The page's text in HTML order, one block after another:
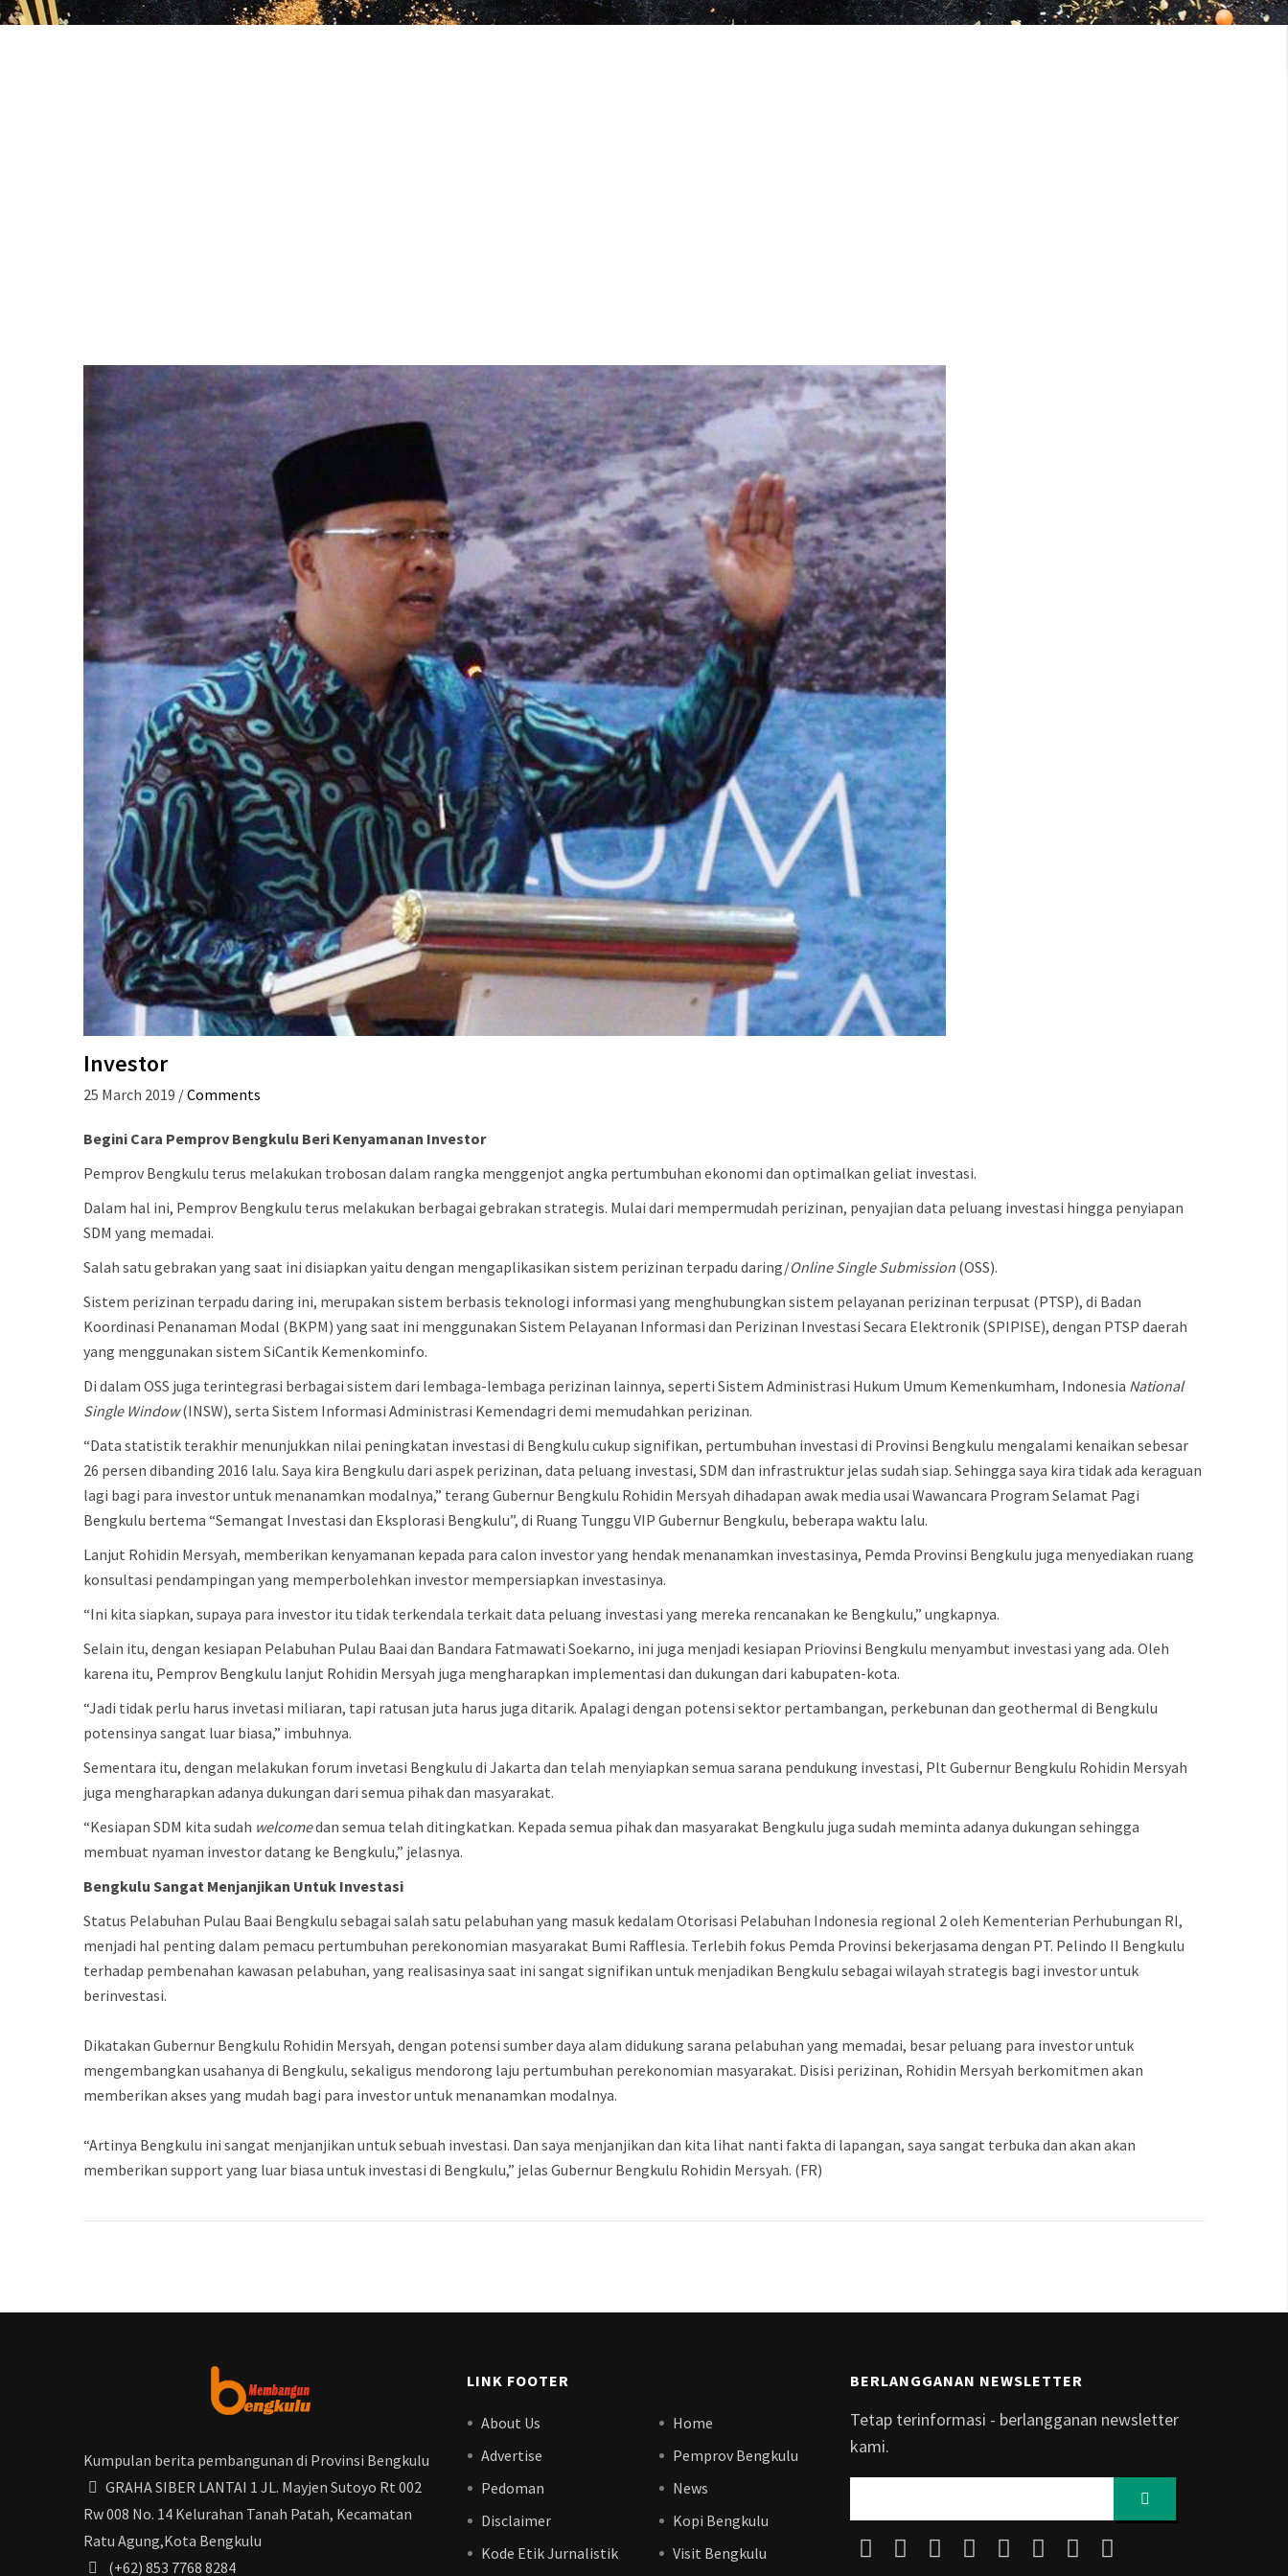
Investor
25 March 2019 /Comments
Begini Cara Pemprov Bengkulu Beri Kenyamanan Investor
Pemprov Bengkulu terus melakukan trobosan dalam rangka menggenjot angka pertumbuhan ekonomi dan optimalkan geliat investasi.
Dalam hal ini, Pemprov Bengkulu terus melakukan berbagai gebrakan strategis. Mulai dari mempermudah perizinan, penyajian data peluang investasi hingga penyiapan
SDM yang memadai.
Salah satu gebrakan yang saat ini disiapkan yaitu dengan mengaplikasikan sistem perizinan terpadu daring/Online Single Submission (OSS).
Sistem perizinan terpadu daring ini, merupakan sistem berbasis teknologi informasi yang menghubungkan sistem pelayanan perizinan terpusat (PTSP), di Badan
Koordinasi Penanaman Modal (BKPM) yang saat ini menggunakan Sistem Pelayanan Informasi dan Perizinan Investasi Secara Elektronik (SPIPISE), dengan PTSP daerah
yang menggunakan sistem SiCantik Kemenkominfo.
Di dalam OSS juga terintegrasi berbagai sistem dari lembaga-lembaga perizinan lainnya, seperti Sistem Administrasi Hukum Umum Kemenkumham, Indonesia National
Single Window(INSW), serta Sistem Informasi Administrasi Kemendagri demi memudahkan perizinan.
“Data statistik terakhir menunjukkan nilai peningkatan investasi di Bengkulu cukup signifikan, pertumbuhan investasi di Provinsi Bengkulu mengalami kenaikan sebesar
26 persen dibanding 2016 lalu. Saya kira Bengkulu dari aspek perizinan, data peluang investasi, SDM dan infrastruktur jelas sudah siap. Sehingga saya kira tidak ada keraguan
lagi bagi para investor untuk menanamkan modalnya,” terang Gubernur Bengkulu Rohidin Mersyah dihadapan awak media usai Wawancara Program Selamat Pagi
Bengkulu bertema “Semangat Investasi dan Eksplorasi Bengkulu”, di Ruang Tunggu VIP Gubernur Bengkulu, beberapa waktu lalu.
Lanjut Rohidin Mersyah, memberikan kenyamanan kepada para calon investor yang hendak menanamkan investasinya, Pemda Provinsi Bengkulu juga menyediakan ruang
konsultasi pendampingan yang memperbolehkan investor mempersiapkan investasinya.
“Ini kita siapkan, supaya para investor itu tidak terkendala terkait data peluang investasi yang mereka rencanakan ke Bengkulu,” ungkapnya.
Selain itu, dengan kesiapan Pelabuhan Pulau Baai dan Bandara Fatmawati Soekarno, ini juga menjadi kesiapan Priovinsi Bengkulu menyambut investasi yang ada. Oleh
karena itu, Pemprov Bengkulu lanjut Rohidin Mersyah juga mengharapkan implementasi dan dukungan dari kabupaten-kota.
“Jadi tidak perlu harus invetasi miliaran, tapi ratusan juta harus juga ditarik. Apalagi dengan potensi sektor pertambangan, perkebunan dan geothermal di Bengkulu
potensinya sangat luar biasa,” imbuhnya.
Sementara itu, dengan melakukan forum invetasi Bengkulu di Jakarta dan telah menyiapkan semua sarana pendukung investasi, Plt Gubernur Bengkulu Rohidin Mersyah
juga mengharapkan adanya dukungan dari semua pihak dan masyarakat.
“Kesiapan SDM kita sudah welcomedan semua telah ditingkatkan. Kepada semua pihak dan masyarakat Bengkulu juga sudah meminta adanya dukungan sehingga
membuat nyaman investor datang ke Bengkulu,” jelasnya.
Bengkulu Sangat Menjanjikan Untuk Investasi
Status Pelabuhan Pulau Baai Bengkulu sebagai salah satu pelabuhan yang masuk kedalam Otorisasi Pelabuhan Indonesia regional 2 oleh Kementerian Perhubungan RI,
menjadi hal penting dalam pemacu pertumbuhan perekonomian masyarakat Bumi Rafflesia. Terlebih fokus Pemda Provinsi bekerjasama dengan PT. Pelindo II Bengkulu
terhadap pembenahan kawasan pelabuhan, yang realisasinya saat ini sangat signifikan untuk menjadikan Bengkulu sebagai wilayah strategis bagi investor untuk
berinvestasi.
Dikatakan Gubernur Bengkulu Rohidin Mersyah, dengan potensi sumber daya alam didukung sarana pelabuhan yang memadai, besar peluang para investor untuk
mengembangkan usahanya di Bengkulu, sekaligus mendorong laju pertumbuhan perekonomian masyarakat. Disisi perizinan, Rohidin Mersyah berkomitmen akan
memberikan akses yang mudah bagi para investor untuk menanamkan modalnya.
“Artinya Bengkulu ini sangat menjanjikan untuk sebuah investasi. Dan saya menjanjikan dan kita lihat nanti fakta di lapangan, saya sangat terbuka dan akan akan
memberikan support yang luar biasa untuk investasi di Bengkulu,” jelas Gubernur Bengkulu Rohidin Mersyah. (FR)
Kumpulan berita pembangunan di Provinsi Bengkulu
GRAHA SIBER LANTAI 1 JL. Mayjen Sutoyo Rt 002
Rw 008 No. 14 Kelurahan Tanah Patah, Kecamatan
Ratu Agung,Kota Bengkulu
(+62) 853 7768 8284
LINK FOOTER
About Us
Advertise
Pedoman
Disclaimer
Kode Etik Jurnalistik
Home
Pemprov Bengkulu
News
Kopi Bengkulu
Visit Bengkulu
BERLANGGANAN NEWSLETTER
Tetap terinformasi - berlangganan newsletter
kami.